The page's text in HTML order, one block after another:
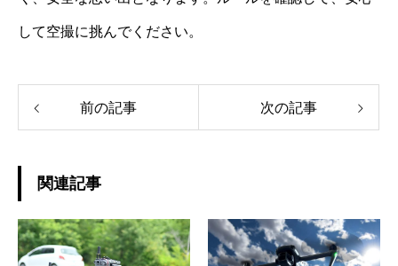
して空撮に挑んでください。
前の記事 次の記事
関連記事